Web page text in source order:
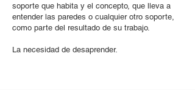
soporte que habita y el concepto, que lleva a
entender las paredes o cualquier otro soporte,
como parte del resultado de su trabajo.
La necesidad de desaprender.